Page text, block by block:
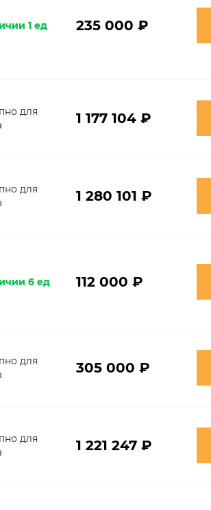
1 ед 235 000 ₽
для
1 177 104 ₽
для
1 280 101 ₽
6 ед 112 000 ₽
для
305 000 ₽
для
1 221 247 ₽